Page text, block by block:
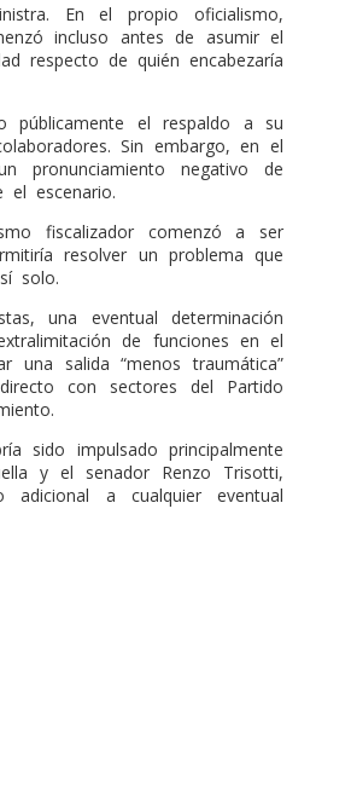
En el propio oficialismo,
incluso antes de asumir el
respecto de quién encabezaría
públicamente el respaldo a su
Sin embargo, en el
pronunciamiento negativo de
el escenario.
fiscalizador comenzó a ser
resolver un problema que
solo.
una eventual determinación
de funciones en el
una salida “menos traumática”
con sectores del Partido
sido impulsado principalmente
y el senador Renzo Trisotti,
a cualquier eventual